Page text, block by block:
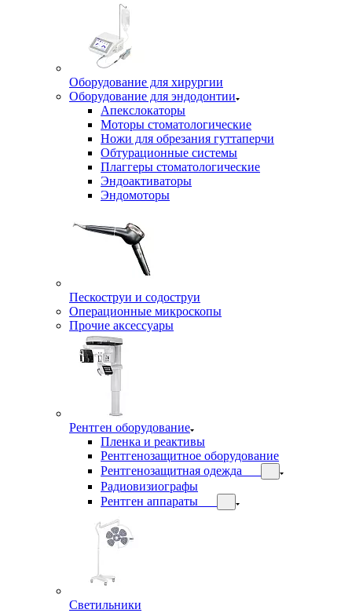
Оборудование для хирургии
Оборудование для эндодонтии
Апекслокаторы
Моторы стоматологические
Ножи для обрезания гуттаперчи
Обтурационные системы
Плаггеры стоматологические
Эндоактиваторы
Эндомоторы
Пескоструи и содоструи
Операционные микроскопы
Прочие аксессуары
Рентген оборудование
Пленка и реактивы
Рентгенозащитное оборудование
Рентгенозащитная одежда
Радиовизиографы
Рентген аппараты
Светильники